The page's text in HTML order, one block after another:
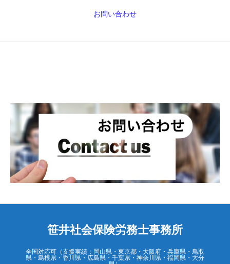
お問い合わせ
笹井社会保険労務士事務所
全国対応可（支援実績：岡山県・東京都・大阪府・兵庫県・鳥取
県・島根県・香川県・広島県・千葉県・神奈川県・福岡県・大分